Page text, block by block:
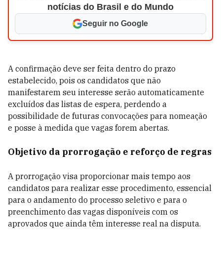
notícias do Brasil e do Mundo
Seguir no Google
A confirmação deve ser feita dentro do prazo
estabelecido, pois os candidatos que não
manifestarem seu interesse serão automaticamente
excluídos das listas de espera, perdendo a
possibilidade de futuras convocações para nomeação
e posse à medida que vagas forem abertas.
Objetivo da prorrogação e reforço de regras
A prorrogação visa proporcionar mais tempo aos
candidatos para realizar esse procedimento, essencial
para o andamento do processo seletivo e para o
preenchimento das vagas disponíveis com os
aprovados que ainda têm interesse real na disputa.